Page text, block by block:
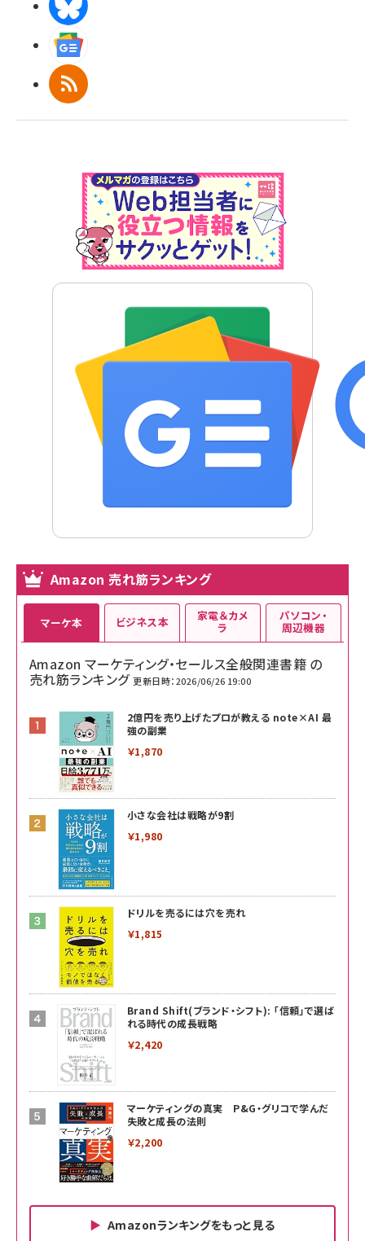
RSS
Amazon 売れ筋ランキング
マーケ本
Amazon マーケティング・セールス全般関連書籍 の
売れ筋ランキング 更新日時：2026/06/26 19:00
2億円を売り上げたプロが教える note×AI 最
強の副業
￥1,870
小さな会社は戦略が9割
￥1,980
ドリルを売るには穴を売れ
￥1,815
Brand Shift(ブランド・シフト): 「信頼」で選ば
れる時代の成長戦略
￥2,420
マーケティングの真実 P&G・グリコで学んだ
失敗と成長の法則
￥2,200
Amazonランキングをもっと見る
ビジネス本 家電＆カメ
ラ
パソコン・
周辺機器